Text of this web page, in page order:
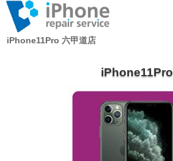
iPhone11Pro 六甲道店
iPhone11Pro